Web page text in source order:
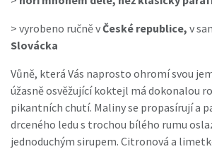
> vyrobeno ručně vČeské republice, v
Slovácka
Vůně, která Vás naprosto ohromí svou
úžasně osvěžující koktejl má dokonalou
pikantních chutí. Maliny se propasírují a
drceného ledu s trochou bílého rumu
jednoduchým sirupem. Citronová a